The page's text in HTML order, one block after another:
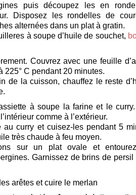
puis découpez les en
Disposez les rondelles de
alternées dans un plat à gratin.
à soupe d’huile de souchet,
Couvrez avec une feuille
225° C pendant 20 minutes.
de la cuisson, chauffez le reste
à soupe la farine et le
comme à l’extérieur.
au curry et cuisez-les pendant 5
très chaude à feu moyen.
sur un plat ovale et
Garnissez de brins de persil
arêtes et cuire le merlan